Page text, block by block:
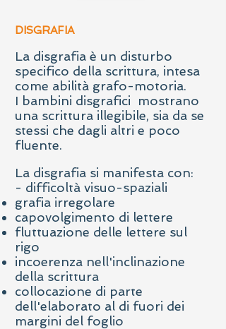
DISGRAFIA
La disgrafia è un disturbo
specifico della scrittura, intesa
come abilità grafo-motoria.
I bambini disgrafici mostrano
una scrittura illegibile, sia da se
stessi che dagli altri e poco
fluente.
La disgrafia si manifesta con:
- difficoltà visuo-spaziali
grafia irregolare
capovolgimento di lettere
fluttuazione delle lettere sul
rigo
incoerenza nell'inclinazione
della scrittura
collocazione di parte
dell'elaborato al di fuori dei
margini del foglio